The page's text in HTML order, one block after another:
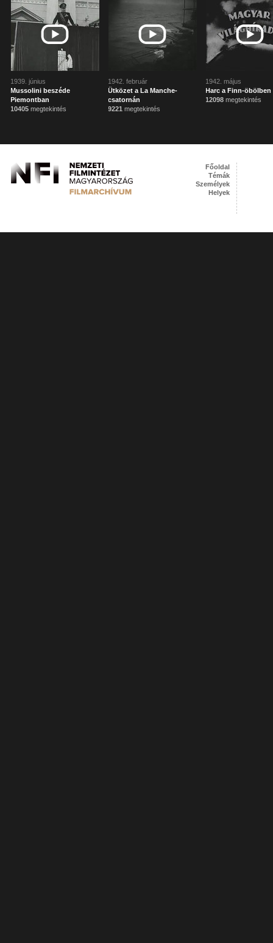
1939. június
Mussolini beszéde
Piemontban
10405 megtekintés
1942. február
Ütközet a La Manche-
csatornán
9221 megtekintés
1942. május
Harc a Finn-öbölben
12098 megtekintés
Főoldal
Témák
Személyek
Helyek